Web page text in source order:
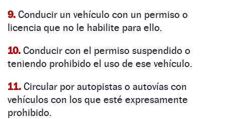
9. Conducir un vehículo con un permiso o
licencia que no le habilite para ello.
10. Conducir con el permiso suspendido o
teniendo prohibido el uso de ese vehículo.
11. Circular por autopistas o autovías con
vehículos con los que esté expresamente
prohibido.